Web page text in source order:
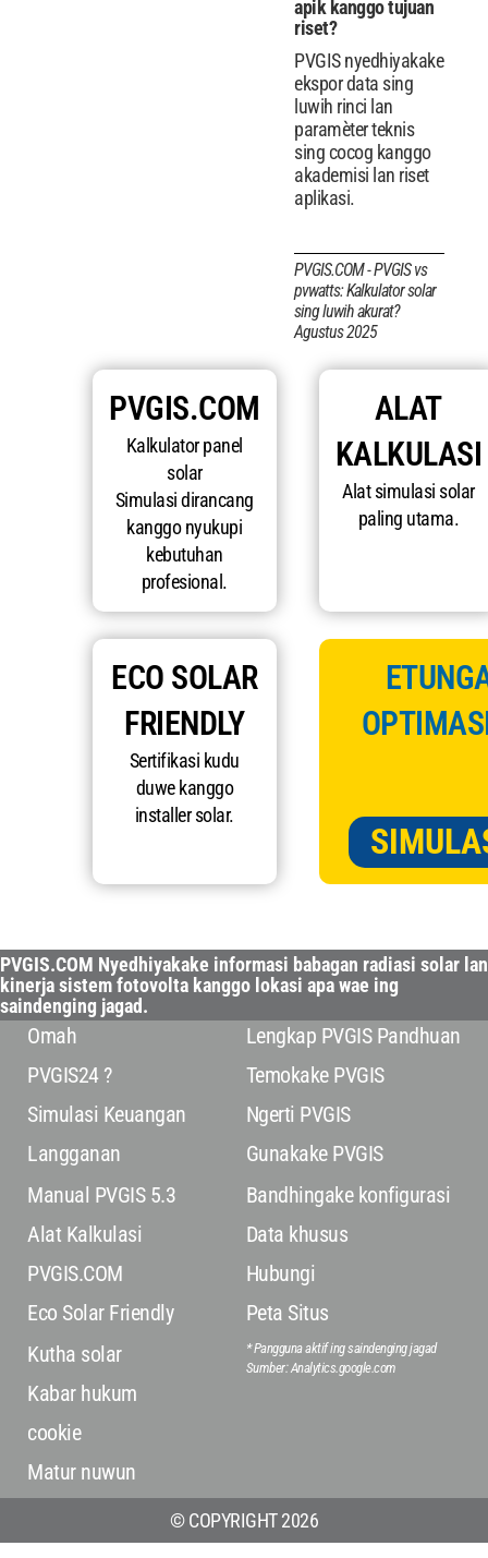
apik kanggo tujuan
riset?
PVGIS nyedhiyakake
ekspor data sing
luwih rinci lan
paramèter teknis
sing cocog kanggo
akademisi lan riset
aplikasi.
PVGIS.COM - PVGIS vs
pvwatts: Kalkulator solar
sing luwih akurat?
Agustus 2025
PVGIS.COM
Kalkulator panel
solar
Simulasi dirancang
kanggo nyukupi
kebutuhan
profesional.
ALAT
KALKULASI
Alat simulasi solar
paling utama.
ECO SOLAR
FRIENDLY
Sertifikasi kudu
duwe kanggo
installer solar.
PVGIS.COM Nyedhiyakake informasi babagan radiasi solar lan
kinerja sistem fotovolta kanggo lokasi apa wae ing
saindenging jagad.
Omah
PVGIS24 ?
Simulasi Keuangan
Langganan
Manual PVGIS 5.3
Alat Kalkulasi
PVGIS.COM
Eco Solar Friendly
Kutha solar
Kabar hukum
cookie
Matur nuwun
Lengkap PVGIS Pandhuan
Temokake PVGIS
Ngerti PVGIS
Gunakake PVGIS
Bandhingake konfigurasi
Data khusus
Hubungi
Peta Situs
* Pangguna aktif ing saindenging jagad
Sumber: Analytics.google.com
© COPYRIGHT 2026